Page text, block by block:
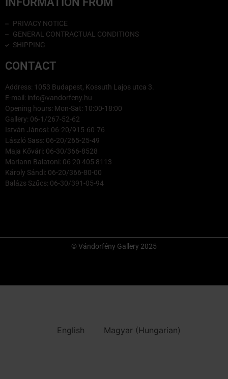
PRIVACY NOTICE
GENERAL CONTRACTUAL CONDITIONS
SHIPPING
CONTACT
Address: 1053 Budapest, Kossuth Lajos utca 3.
E-mail: info@vandorfeny.hu
Opening hours: Mon-Sat: 10:00-18:00
Gallery: 06-1/267-52-62
István Jánosi: 06-20/915-60-76
László Sass: 06-20/265-25-49
Maja Kővári: 06-30/366-8528
Mariann Balatoni: 06 20 405 8113
Károly Sándi: 06-20/366-80-00
Balázs Szűcs: 06-30/391-05-94
© Vándorfény Gallery 2025
English Magyar (Hungarian)